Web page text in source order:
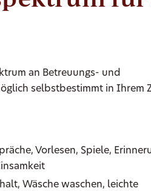
an Betreuungs- und
selbstbestimmt in Ihrem
Vorlesen, Spiele,
Wäsche waschen, leichte